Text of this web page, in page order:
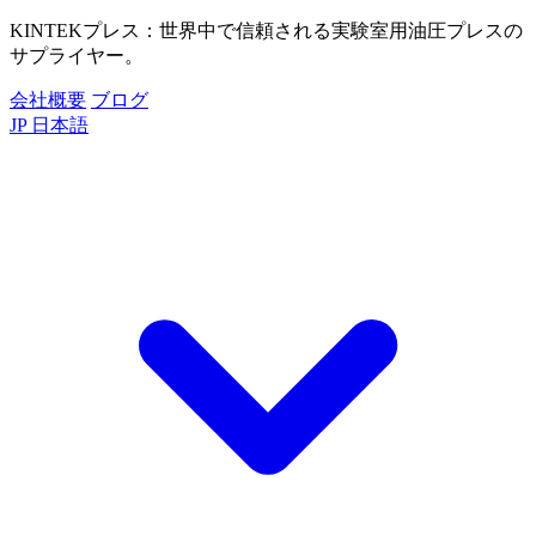
KINTEKプレス：世界中で信頼される実験室用油圧プレスの
サプライヤー。
会社概要 ブログ
JP 日本語